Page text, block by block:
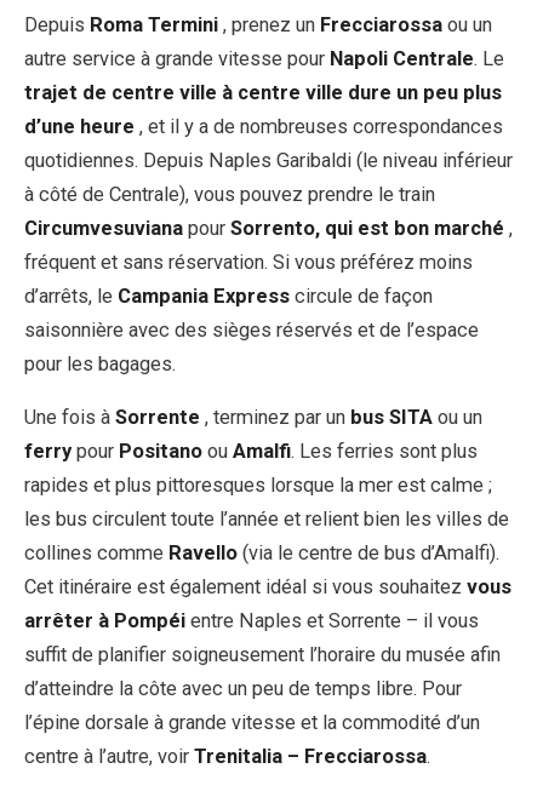
Depuis Roma Termini , prenez un Frecciarossa ou un
autre service à grande vitesse pour Napoli Centrale. Le
trajet de centre ville à centre ville dure un peu plus
d’une heure , et il y a de nombreuses correspondances
quotidiennes. Depuis Naples Garibaldi (le niveau inférieur
à côté de Centrale), vous pouvez prendre le train
Circumvesuviana pour Sorrento, qui est bon marché ,
fréquent et sans réservation. Si vous préférez moins
d’arrêts, le Campania Express circule de façon
saisonnière avec des sièges réservés et de l’espace
pour les bagages.
Une fois à Sorrente , terminez par un bus SITA ou un
ferrypour Positano ou Amalfi. Les ferries sont plus
rapides et plus pittoresques lorsque la mer est calme ;
les bus circulent toute l’année et relient bien les villes de
collines comme Ravello (via le centre de bus d’Amalfi).
Cet itinéraire est également idéal si vous souhaitez vous
arrêter à Pompéi entre Naples et Sorrente – il vous
suffit de planifier soigneusement l’horaire du musée afin
d’atteindre la côte avec un peu de temps libre. Pour
l’épine dorsale à grande vitesse et la commodité d’un
centre à l’autre, voir Trenitalia – Frecciarossa.